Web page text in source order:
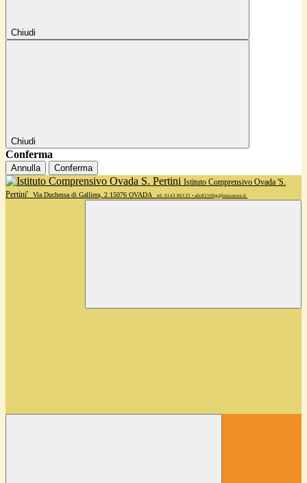
Chiudi
Chiudi
Conferma
Annulla Conferma
Istituto Comprensivo Ovada 'S.
Pertini'
Via Duchessa di Galliera, 2 15076 OVADA tel. 0143 80135 • alic82100g@istruzione.it